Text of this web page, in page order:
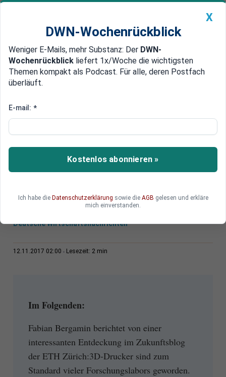
Newsticker MEIN DWN: Geldanlage Premium
Edelmetalle DWN-Magazin China
Anwendung in der Raumfahrt
4D-Druck: Die vierte Dimension
in der Fertigungstechnik
Forscher der ETH Zürich fügen dem 3D-Druck
Deutsche Wirtschaftsnachrichten
12.11.2017 02:00 Lesezeit: 2 min
Im Folgenden:
Fabian Bergamin berichtet von einer
interessanten Entdeckung im Zukunftsblog
der ETH Zürich:3D-Drucker sind zum
Standard vieler Forschungslabors geworden.
X
DWN-Wochenrückblick
Weniger E-Mails, mehr Substanz: Der DWN-
Wochenrückblick liefert 1x/Woche die wichtigsten
Themen kompakt als Podcast. Für alle, deren Postfach
überläuft.
E-mail: *
Kostenlos abonnieren »
Ich habe die Datenschutzerklärung sowie die AGB gelesen und erkläre
mich einverstanden.